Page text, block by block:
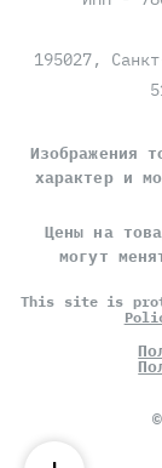
195027,
Изображения
характер и
Цены на
могут
This site is
©